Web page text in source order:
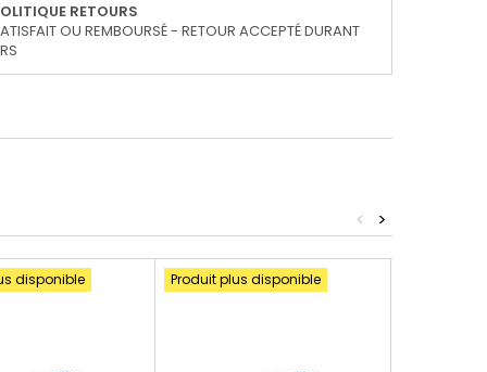
RETOURS
OU REMBOURSÉ - RETOUR ACCEPTÉ DURANT
>
<
disponible Produit plus disponible